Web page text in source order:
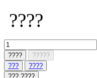
????
????
?????
???
????
??? ????